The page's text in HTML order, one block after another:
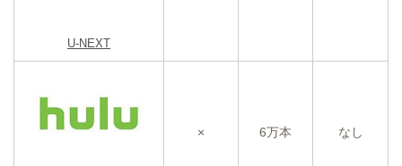
U-NEXT
× 6万本 なし